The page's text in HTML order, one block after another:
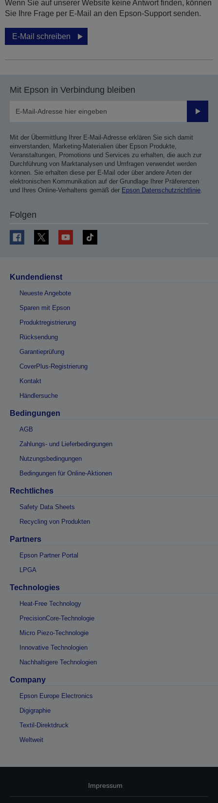
Wenn Sie auf unserer Website keine Antwort finden, können
Sie Ihre Frage per E-Mail an den Epson-Support senden.
E-Mail schreiben
Mit Epson in Verbindung bleiben
Mit der Übermittlung Ihrer E-Mail-Adresse erklären Sie sich damit
einverstanden, Marketing-Materialien über Epson Produkte,
Veranstaltungen, Promotions und Services zu erhalten, die auch zur
Durchführung von Marktanalysen und Umfragen verwendet werden
können. Sie erhalten diese per E-Mail oder über andere Arten der
elektronischen Kommunikation auf der Grundlage Ihrer Präferenzen
und Ihres Online-Verhaltens gemäß der Epson Datenschutzrichtlinie.
Folgen
Kundendienst
Neueste Angebote
Sparen mit Epson
Produktregistrierung
Rücksendung
Garantieprüfung
CoverPlus-Registrierung
Kontakt
Händlersuche
Bedingungen
AGB
Zahlungs- und Lieferbedingungen
Nutzungsbedingungen
Bedingungen für Online-Aktionen
Rechtliches
Safety Data Sheets
Recycling von Produkten
Partners
Epson Partner Portal
LPGA
Technologies
Heat-Free Technology
PrecisionCore-Technologie
Micro Piezo-Technologie
Innovative Technologien
Nachhaltigere Technologien
Company
Epson Europe Electronics
Digigraphie
Textil-Direktdruck
Weltweit
Impressum